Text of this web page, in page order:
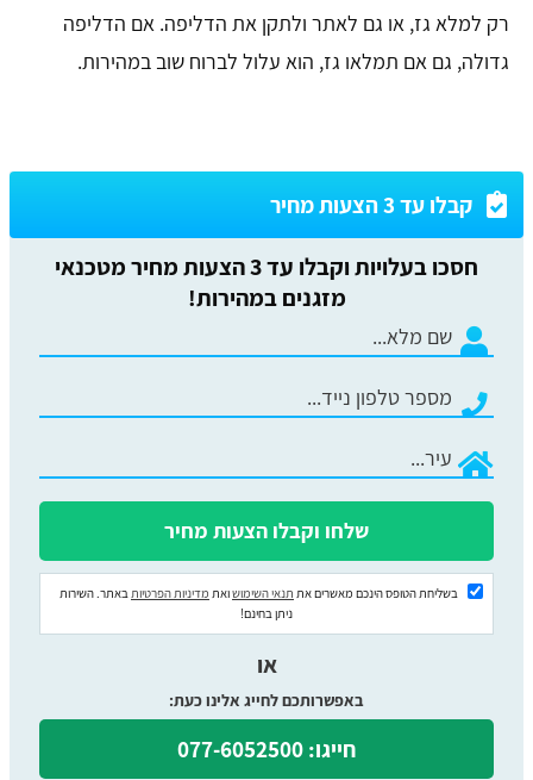
רק למלא גז, או גם לאתר ולתקן את הדליפה. אם הדליפה
גדולה, גם אם תמלאו גז, הוא עלול לברוח שוב במהירות.
קבלו עד 3 הצעות מחיר
חסכו בעלויות וקבלו עד 3 הצעות מחיר מטכנאי
מזגנים במהירות!
בשליחת הטופס הינכם מאשרים את תנאי השימושואת מדיניות הפרטיותבאתר. השירות
ניתן בחינם!
או
באפשרותכם לחייג אלינו כעת:
חייגו: 077-6052500